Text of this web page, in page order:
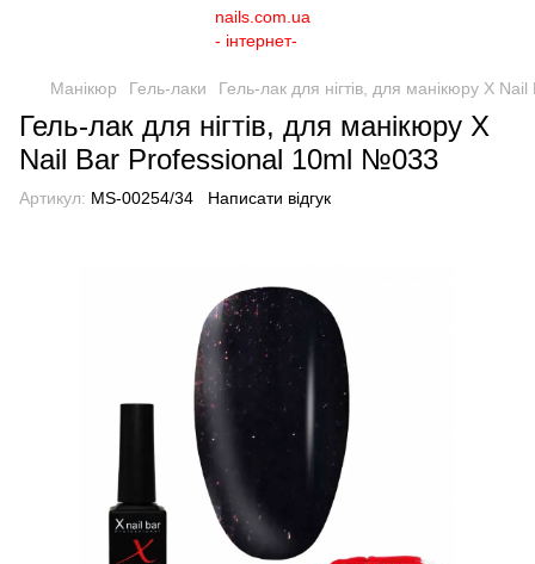
Манікюр Гель-лаки Гель-лак для нігтів, для манікюру X
Гель-лак для нігтів, для манікюру X
Nail Bar Professional 10ml №033
Артикул: MS-00254/34 Написати відгук